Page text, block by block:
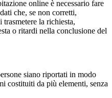
online è necessario fare
che, se non corretti,
la richiesta,
o ritardi nella conclusione del
siano riportati in modo
costituiti da più elementi, senza